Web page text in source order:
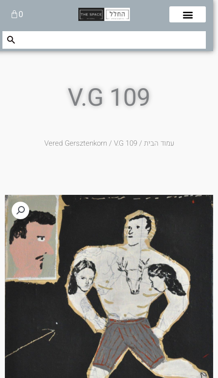
0עגלת
קניות
Search
Search Button
V.G 109
עמוד הבית/
Vered Gersztenkorn/ V.G 109